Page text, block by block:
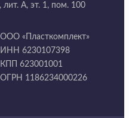
лит. А, эт. 1, пом. 100
ООО «Пласткомплект»
ИНН 6230107398
КПП 623001001
ОГРН 1186234000226